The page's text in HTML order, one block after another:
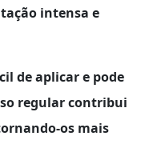
intensa e
de aplicar e pode
regular contribui
os mais